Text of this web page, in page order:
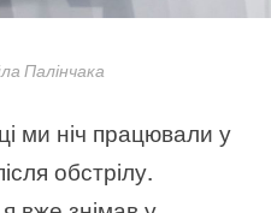
Палінчака
ми ніч працювали у
обстрілу.